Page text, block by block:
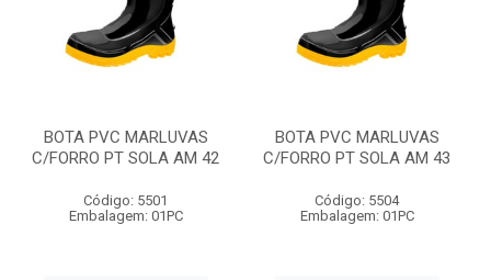
BOTA PVC MARLUVAS
C/FORRO PT SOLA AM 42
Código: 5501
Embalagem: 01PC
BOTA PVC MARLUVAS
C/FORRO PT SOLA AM 43
Código: 5504
Embalagem: 01PC